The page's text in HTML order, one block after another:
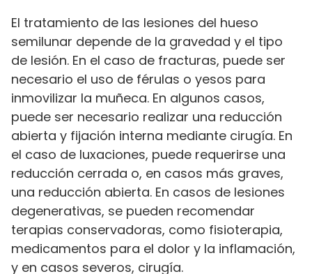
El tratamiento de las lesiones del hueso
semilunar depende de la gravedad y el tipo
de lesión. En el caso de fracturas, puede ser
necesario el uso de férulas o yesos para
inmovilizar la muñeca. En algunos casos,
puede ser necesario realizar una reducción
abierta y fijación interna mediante cirugía. En
el caso de luxaciones, puede requerirse una
reducción cerrada o, en casos más graves,
una reducción abierta. En casos de lesiones
degenerativas, se pueden recomendar
terapias conservadoras, como fisioterapia,
medicamentos para el dolor y la inflamación,
y en casos severos, cirugía.